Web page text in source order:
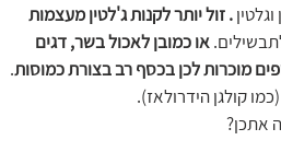
. זול יותר לקנות ג'לטין מעצמות
או כמובן לאכול בשר, דגים
מוכרות לכן בכסף רב בצורת כמוסות.
קולגן הידרולאז).
אתכן?